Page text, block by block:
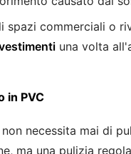
spazi commerciali o
una volta
in PVC
non necessita mai di
ma una pulizia